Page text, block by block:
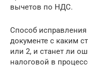
вычетов по НДС.
Способ
документе с каким
или 2, и станет ли
налоговой в